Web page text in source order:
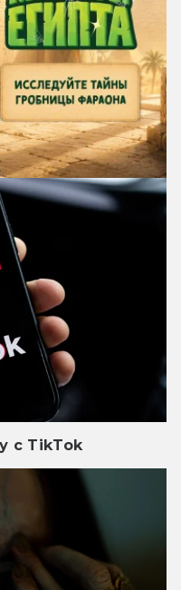
с TikTok